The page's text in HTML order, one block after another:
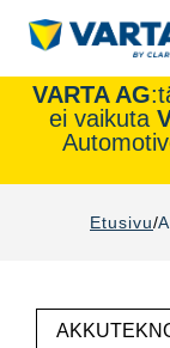
VARTA AG
ei vaikuta
Etusivu